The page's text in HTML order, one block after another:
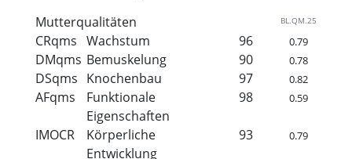
Mutterqualitäten BL.QM.25
CRqms Wachstum 96 0.79
DMqms Bemuskelung 90 0.78
DSqms Knochenbau 97 0.82
AFqms
Funktionale
Eigenschaften
98 0.59
IMOCR
Körperliche
Entwicklung
93 0.79